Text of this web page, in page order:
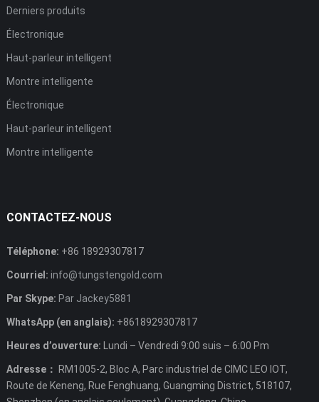
Derniers produits
Électronique
Haut-parleur intelligent
Montre intelligente
Électronique
Haut-parleur intelligent
Montre intelligente
CONTACTEZ-NOUS
Téléphone: +86 18929307817
Courriel: info@tungstengold.com
Par Skype: Par Jackey5881
WhatsApp (en anglais): +8618929307817
Heures d’ouverture: Lundi – Vendredi 9:00 suis – 6:00 Pm
Adresse：
RM1005-2, Bloc A, Parc industriel de CIMC LEO IOT,
Route de Keneng, Rue Fenghuang, Guangming District, 518107,